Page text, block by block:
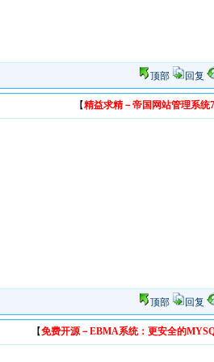
顶部 回复
【精益求精－帝国网站管理系统
顶部 回复
【免费开源－EBMA系统：更安全的